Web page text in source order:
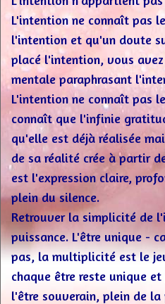
L'intention ne connaît pas
l'intention et qu'un doute
placé l'intention, vous
mentale paraphrasant
L'intention ne connaît pas
connaît que l'infinie
qu'elle est déjà réalisée
de sa réalité crée à partir
est l'expression claire,
plein du silence.
Retrouver la simplicité de
puissance. L'être unique -
pas, la multiplicité est le
chaque être reste unique
l'être souverain, plein de